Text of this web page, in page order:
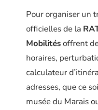
Pour organiser un
officielles de la
Mobilitésoffrent
horaires,
calculateur
adresses, que ce
musée du Marais